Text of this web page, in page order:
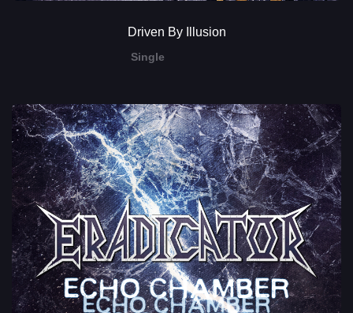
Driven By Illusion
Single